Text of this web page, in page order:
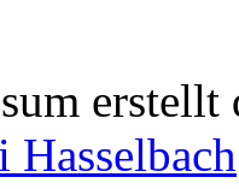
Hasselbach